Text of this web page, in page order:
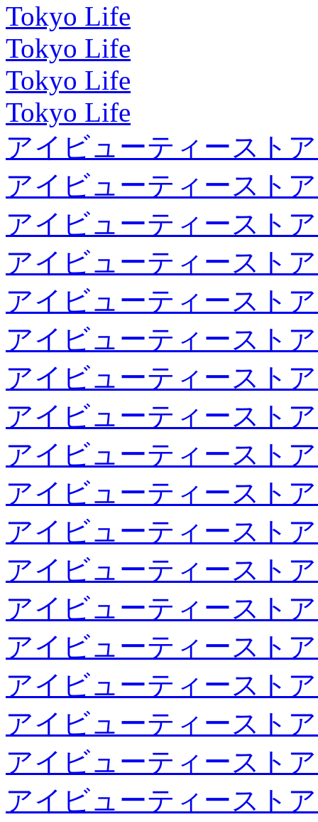
Tokyo Life
Tokyo Life
Tokyo Life
Tokyo Life
アイビューティースト
アイビューティースト
アイビューティースト
アイビューティースト
アイビューティースト
アイビューティースト
アイビューティースト
アイビューティースト
アイビューティースト
アイビューティースト
アイビューティースト
アイビューティースト
アイビューティースト
アイビューティースト
アイビューティースト
アイビューティースト
アイビューティースト
アイビューティースト